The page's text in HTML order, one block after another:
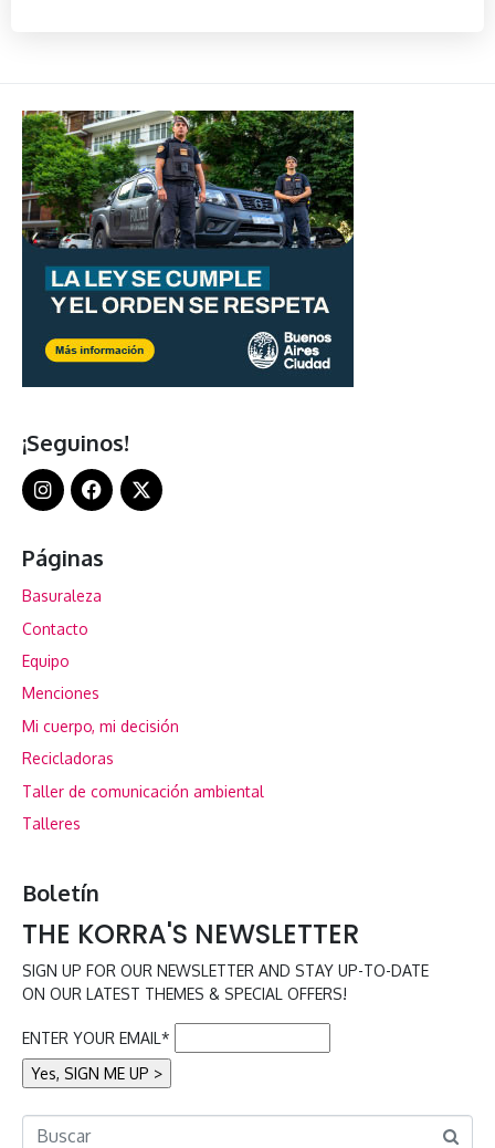
¡Seguinos!
Páginas
Basuraleza
Contacto
Equipo
Menciones
Mi cuerpo, mi decisión
Recicladoras
Taller de comunicación ambiental
Talleres
Boletín
THE KORRA'S NEWSLETTER
SIGN UP FOR OUR NEWSLETTER AND STAY UP-TO-DATE
ON OUR LATEST THEMES & SPECIAL OFFERS!
ENTER YOUR EMAIL*